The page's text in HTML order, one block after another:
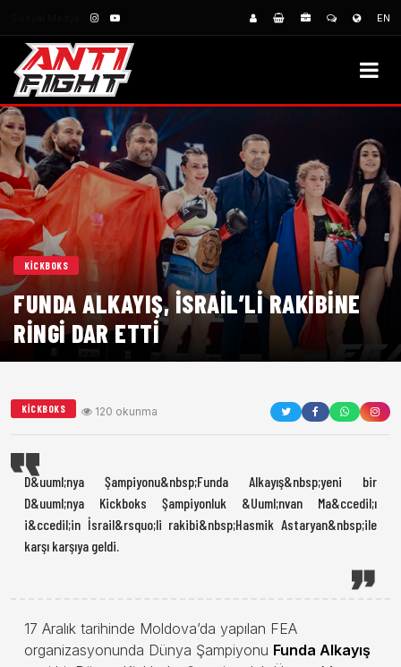
EN
KICKBOKS
FUNDA ALKAYIŞ, İSRAIL’LI RAKIBINE
RINGI DAR ETTI
KICKBOKS 120 okunma
D&uuml;nya Şampiyonu&nbsp;Funda Alkayış&nbsp;yeni bir
D&uuml;nya Kickboks Şampiyonluk &Uuml;nvan Ma&ccedil;ı
i&ccedil;in İsrail&rsquo;li rakibi&nbsp;Hasmik Astaryan&nbsp;ile
karşı karşıya geldi.
17 Aralık tarihinde Moldova’da yapılan FEA
organizasyonunda Dünya Şampiyonu Funda Alkayış